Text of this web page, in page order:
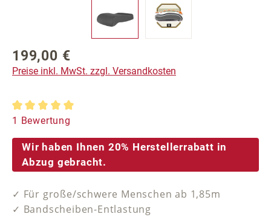
Regulärer Preis:
199,00 €
Preise inkl. MwSt. zzgl. Versandkosten
Durchschnittliche Bewertung von 5 von 5 Sternen
1 Bewertung
Wir haben Ihnen 20% Herstellerrabatt in
Abzug gebracht.
✓ Für große/schwere Menschen ab 1,85m
✓ Bandscheiben-Entlastung